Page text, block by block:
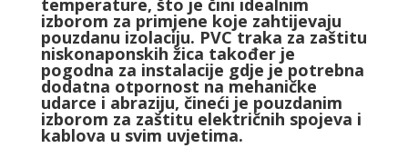
temperature, što je čini idealnim
izborom za primjene koje zahtijevaju
pouzdanu izolaciju. PVC traka za zaštitu
niskonaponskih žica također je
pogodna za instalacije gdje je potrebna
dodatna otpornost na mehaničke
udarce i abraziju, čineći je pouzdanim
izborom za zaštitu električnih spojeva i
kablova u svim uvjetima.